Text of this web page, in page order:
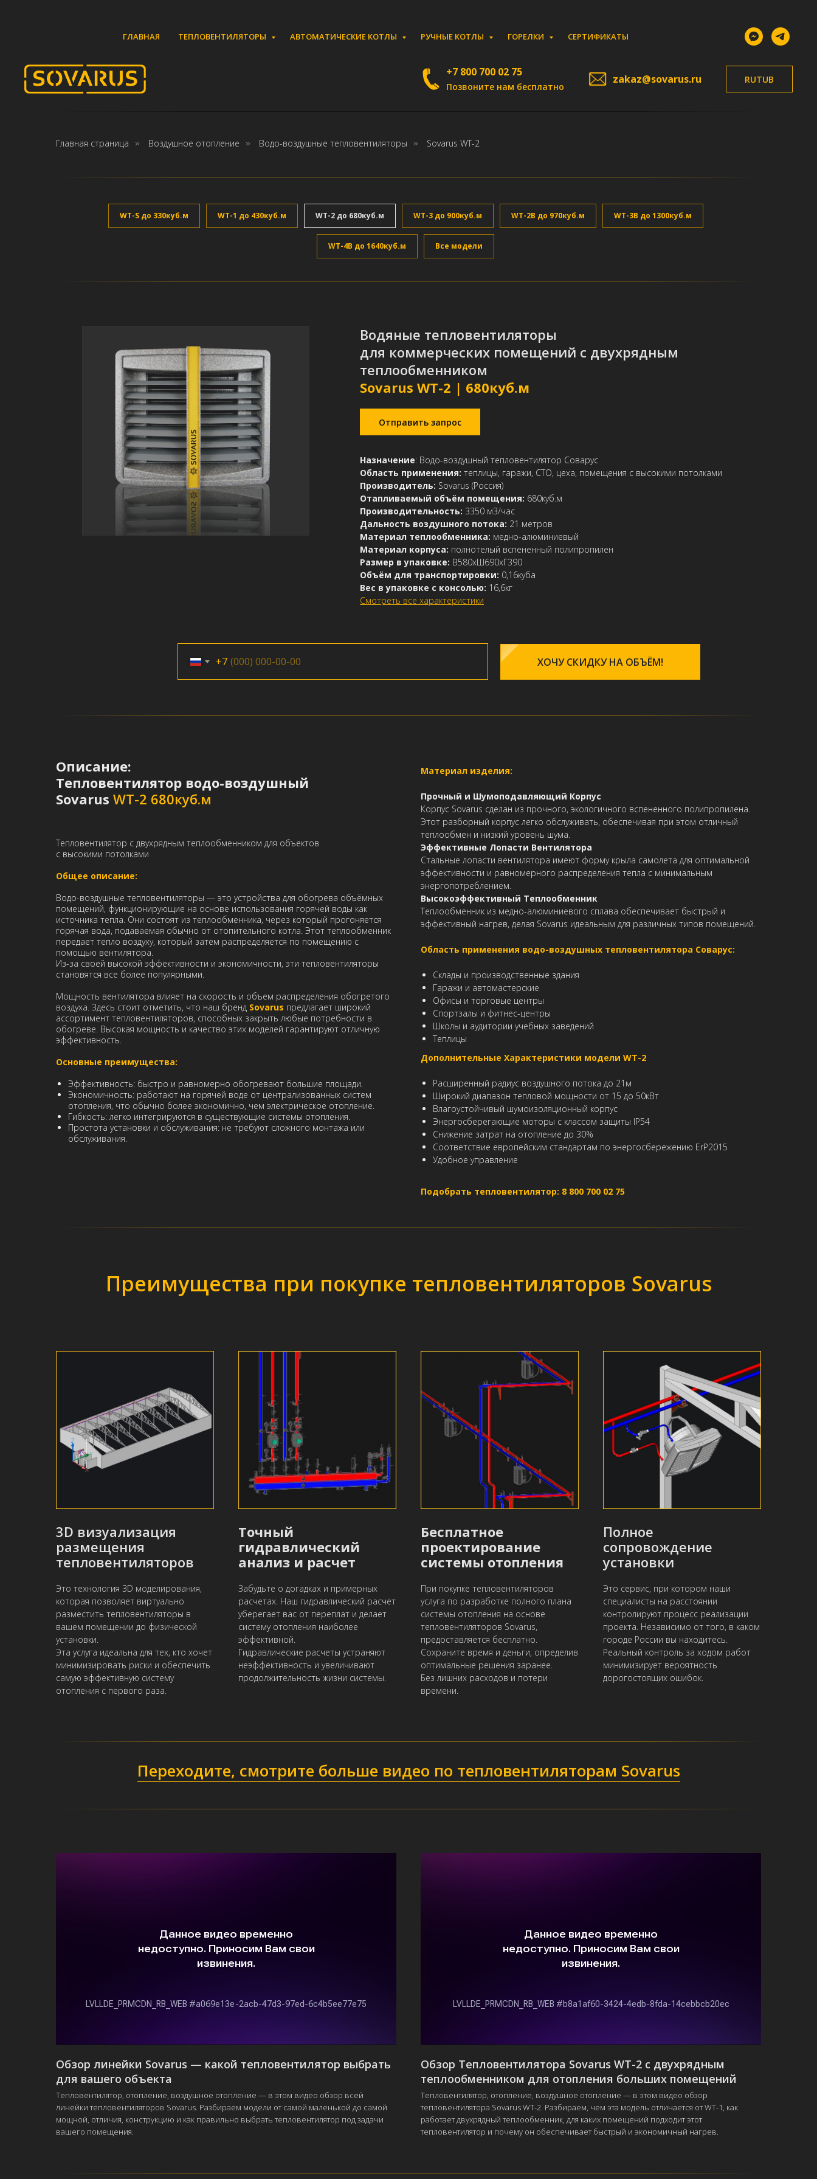
ГЛАВНАЯ ТЕПЛОВЕНТИЛЯТОРЫ АВТОМАТИЧЕСКИЕ КОТЛЫ РУЧНЫЕ КОТЛЫ ГОРЕЛКИ СЕРТИФИКАТЫ
+7 800 700 02 75
Позвоните нам бесплатно
zakaz@sovarus.ru RUTUB
Главная страница » Воздушное отопление » Водо-воздушные тепловентиляторы » Sovarus WT-2
WT-S до 330куб.м WT-1 до 430куб.м WT-2 до 680куб.м WT-3 до 900куб.м WT-2B до 970куб.м WT-3B до 1300куб.м
WT-4B до 1640куб.м Все модели
Водяные тепловентиляторы
для коммерческих помещений с двухрядным
теплообменником
Sovarus WT-2 | 680куб.м
Отправить запрос
Назначение: Водо-воздушный тепловентилятор Соварус
Область применения: теплицы, гаражи, СТО, цеха, помещения с высокими потолками
Производитель: Sovarus (Россия)
Отапливаемый объём помещения: 680куб.м
Производительность: 3350 м3/час
Дальность воздушного потока: 21 метров
Материал теплообменника: медно-алюминиевый
Материал корпуса: полнотелый вспененный полипропилен
Размер в упаковке: В580хШ690хГ390
Объём для транспортировки: 0,16куба
Вес в упаковке с консолью: 16,6кг
Смотреть все характеристики
+7 ХОЧУ СКИДКУ НА ОБЪЁМ!
Описание:
Тепловентилятор водо-воздушный
Sovarus WT-2 680куб.м
Тепловентилятор с двухрядным теплообменником для объектов
с высокими потолками
Общее описание:
Водо-воздушные тепловентиляторы — это устройства для обогрева объёмных
помещений, функционирующие на основе использования горячей воды как
источника тепла. Они состоят из теплообменника, через который прогоняется
горячая вода, подаваемая обычно от отопительного котла. Этот теплообменник
передает тепло воздуху, который затем распределяется по помещению с
помощью вентилятора.
Из-за своей высокой эффективности и экономичности, эти тепловентиляторы
становятся все более популярными.
Мощность вентилятора влияет на скорость и объем распределения обогретого
воздуха. Здесь стоит отметить, что наш бренд Sovarus предлагает широкий
ассортимент тепловентиляторов, способных закрыть любые потребности в
обогреве. Высокая мощность и качество этих моделей гарантируют отличную
эффективность.
Основные преимущества:
Эффективность: быстро и равномерно обогревают большие площади.
Экономичность: работают на горячей воде от централизованных систем
отопления, что обычно более экономично, чем электрическое отопление.
Гибкость: легко интегрируются в существующие системы отопления.
Простота установки и обслуживания: не требуют сложного монтажа или
обслуживания.
Материал изделия:
Прочный и Шумоподавляющий Корпус
Корпус Sovarus сделан из прочного, экологичного вспененного полипропилена.
Этот разборный корпус легко обслуживать, обеспечивая при этом отличный
теплообмен и низкий уровень шума.
Эффективные Лопасти Вентилятора
Стальные лопасти вентилятора имеют форму крыла самолета для оптимальной
эффективности и равномерного распределения тепла с минимальным
энергопотреблением.
Высокоэффективный Теплообменник
Теплообменник из медно-алюминиевого сплава обеспечивает быстрый и
эффективный нагрев, делая Sovarus идеальным для различных типов помещений.
Область применения водо-воздушных тепловентилятора Соварус:
Склады и производственные здания
Гаражи и автомастерские
Офисы и торговые центры
Спортзалы и фитнес-центры
Школы и аудитории учебных заведений
Теплицы
Дополнительные Характеристики модели WT-2
Расширенный радиус воздушного потока до 21м
Широкий диапазон тепловой мощности от 15 до 50кВт
Влагоустойчивый шумоизоляционный корпус
Энергосберегающие моторы с классом защиты IP54
Снижение затрат на отопление до 30%
Соответствие европейским стандартам по энергосбережению ErP2015
Удобное управление
Подобрать тепловентилятор: 8 800 700 02 75
Преимущества при покупке тепловентиляторов Sovarus
3D визуализация
размещения
тепловентиляторов
Это технология 3D моделирования,
которая позволяет виртуально
разместить тепловентиляторы в
вашем помещении до физической
установки.
Эта услуга идеальна для тех, кто хочет
минимизировать риски и обеспечить
самую эффективную систему
отопления с первого раза.
Точный
гидравлический
анализ и расчет
Забудьте о догадках и примерных
расчетах. Наш гидравлический расчёт
уберегает вас от переплат и делает
систему отопления наиболее
эффективной.
Гидравлические расчеты устраняют
неэффективность и увеличивают
продолжительность жизни системы.
Бесплатное
проектирование
системы отопления
При покупке тепловентиляторов
услуга по разработке полного плана
системы отопления на основе
тепловентиляторов Sovarus,
предоставляется бесплатно.
Сохраните время и деньги, определив
оптимальные решения заранее.
Без лишних расходов и потери
времени.
Полное
сопровождение
установки
Это сервис, при котором наши
специалисты на расстоянии
контролируют процесс реализации
проекта. Независимо от того, в каком
городе России вы находитесь.
Реальный контроль за ходом работ
минимизирует вероятность
дорогостоящих ошибок.
Переходите, смотрите больше видео по тепловентиляторам Sovarus
Обзор линейки Sovarus — какой тепловентилятор выбрать
для вашего объекта
Тепловентилятор, отопление, воздушное отопление — в этом видео обзор всей
линейки тепловентиляторов Sovarus. Разбираем модели от самой маленькой до самой
мощной, отличия, конструкцию и как правильно выбрать тепловентилятор под задачи
вашего помещения.
Обзор Тепловентилятора Sovarus WT-2 с двухрядным
теплообменником для отопления больших помещений
Тепловентилятор, отопление, воздушное отопление — в этом видео обзор
тепловентилятора Sovarus WT-2. Разбираем, чем эта модель отличается от WT-1, как
работает двухрядный теплообменник, для каких помещений подходит этот
тепловентилятор и почему он обеспечивает быстрый и экономичный нагрев.